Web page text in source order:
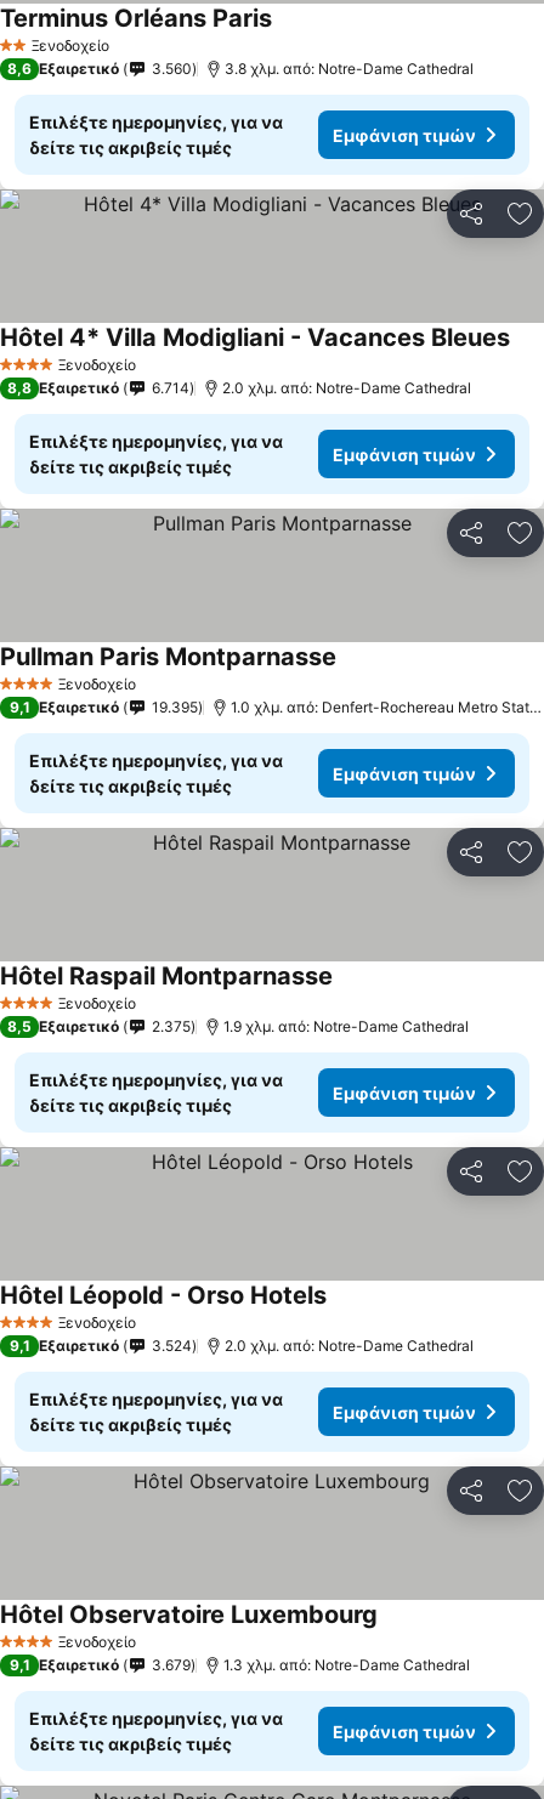
2 ΑστέριαΞενοδοχείο
Terminus Orléans ParisΕμφάνιση τιμών
8,6 Εξαιρετικό 3.560 3.8 χλμ. από: Notre-Dame Cathedral
Επιλέξτε ημερομηνίες, για να
δείτε τις ακριβείς τιμές
Εμφάνιση τιμών
4 ΑστέριαΞενοδοχείο
Hôtel 4* Villa Modigliani - Vacances Bleues
8,8 Εξαιρετικό 6.714 2.0 χλμ. από: Notre-Dame Cathedral
Επιλέξτε ημερομηνίες, για να
δείτε τις ακριβείς τιμές
Εμφάνιση τιμών
4 ΑστέριαΞενοδοχείο
Pullman Paris Montparnasse
9,1 Εξαιρετικό 19.395 1.0 χλμ. από: Denfert-Rochereau Metro
Επιλέξτε ημερομηνίες, για να
δείτε τις ακριβείς τιμές
Εμφάνιση τιμών
4 ΑστέριαΞενοδοχείο
Hôtel Raspail Montparnasse
8,5 Εξαιρετικό 2.375 1.9 χλμ. από: Notre-Dame Cathedral
Επιλέξτε ημερομηνίες, για να
δείτε τις ακριβείς τιμές
Εμφάνιση τιμών
4 ΑστέριαΞενοδοχείο
Hôtel Léopold - Orso HotelsΕμφάνιση τιμών
9,1 Εξαιρετικό 3.524 2.0 χλμ. από: Notre-Dame Cathedral
Επιλέξτε ημερομηνίες, για να
δείτε τις ακριβείς τιμές
Εμφάνιση τιμών
4 ΑστέριαΞενοδοχείο
Hôtel Observatoire Luxembourg
9,1 Εξαιρετικό 3.679 1.3 χλμ. από: Notre-Dame Cathedral
Επιλέξτε ημερομηνίες, για να
δείτε τις ακριβείς τιμές
Εμφάνιση τιμών